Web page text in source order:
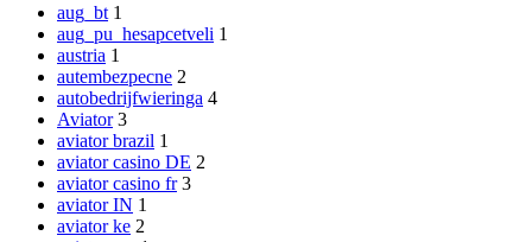
aug_bt 1
aug_pu_hesapcetveli 1
austria 1
autembezpecne 2
autobedrijfwieringa 4
Aviator 3
aviator brazil 1
aviator casino DE 2
aviator casino fr 3
aviator IN 1
aviator ke 2